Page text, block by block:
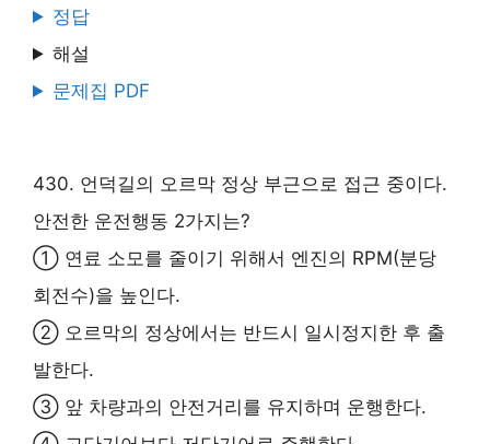
정답
해설
문제집 PDF
430. 언덕길의 오르막 정상 부근으로 접근 중이다.
안전한 운전행동 2가지는?
① 연료 소모를 줄이기 위해서 엔진의 RPM(분당
회전수)을 높인다.
② 오르막의 정상에서는 반드시 일시정지한 후 출
발한다.
③ 앞 차량과의 안전거리를 유지하며 운행한다.